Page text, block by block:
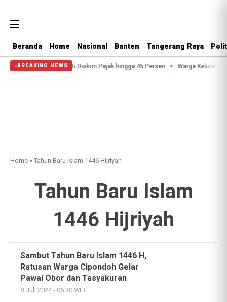
Beranda Home Nasional Banten Tangerang Raya
BREAKING NEWS
Tangerang Bisa Nikmati Diskon Pajak hingga 45 Persen Warga
Home »Tahun Baru Islam 1446 Hijriyah
Tahun Baru Islam
1446 Hijriyah
Sambut Tahun Baru Islam 1446 H,
Ratusan Warga Cipondoh Gelar
Pawai Obor dan Tasyakuran
8 Juli 2024 - 06:30 WIB